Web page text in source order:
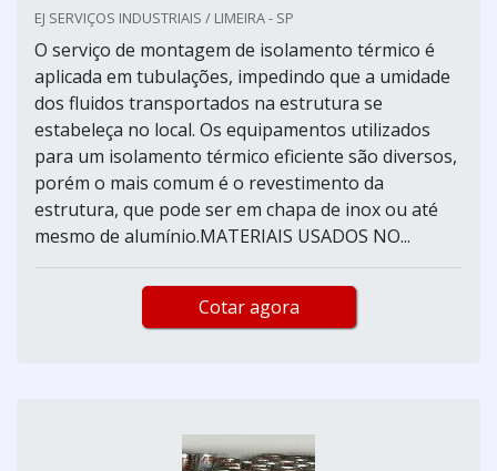
EJ SERVIÇOS INDUSTRIAIS / LIMEIRA - SP
O serviço de montagem de isolamento térmico é
aplicada em tubulações, impedindo que a umidade
dos fluidos transportados na estrutura se
estabeleça no local. Os equipamentos utilizados
para um isolamento térmico eficiente são diversos,
porém o mais comum é o revestimento da
estrutura, que pode ser em chapa de inox ou até
mesmo de alumínio.MATERIAIS USADOS NO...
Cotar agora